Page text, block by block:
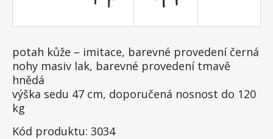
potah kůže – imitace, barevné provedení černá
nohy masiv lak, barevné provedení tmavě
hnědá
výška sedu 47 cm, doporučená nosnost do 120
kg
Kód produktu: 3034